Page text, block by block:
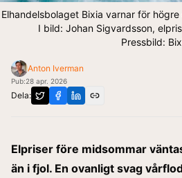
Elhandelsbolaget Bixia varnar för
I bild: Johan Sigvardsson,
Pressbild:
Anton Iverman
Pub:28 apr. 2026
Dela:
Elpriser före midsommar
än i fjol. En ovanligt svag